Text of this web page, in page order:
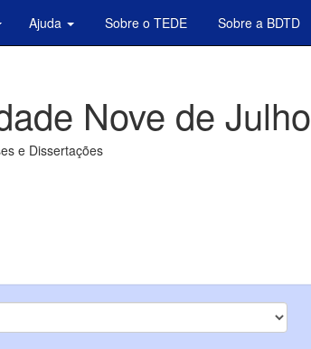
Ajuda Sobre o TEDE Sobre a BDTD
Nove de Julho
e Dissertações